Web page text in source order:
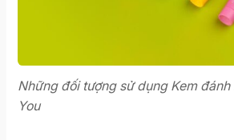
Những đối tượng sử dụng Kem
You